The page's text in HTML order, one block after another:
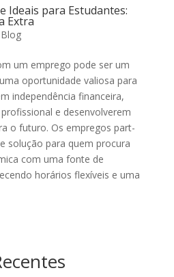
Ideais para Estudantes:
Extra
Blog
um emprego pode ser um
oportunidade valiosa para
independência financeira,
e desenvolverem
o futuro. Os empregos part-
solução para quem procura
com uma fonte de
horários flexíveis e uma